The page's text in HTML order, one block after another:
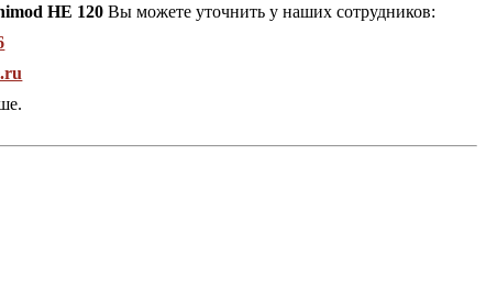
HE 120Вы можете уточнить у наших сотрудников: